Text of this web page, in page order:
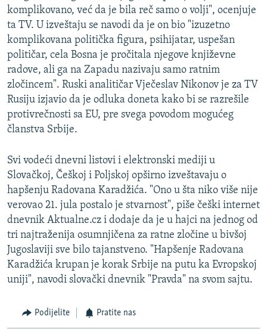
komplikovano, već da je bila reč samo o volji", ocenjuje
ta TV. U izveštaju se navodi da je on bio "izuzetno
komplikovana politička figura, psihijatar, uspešan
političar, cela Bosna je pročitala njegove književne
radove, ali ga na Zapadu nazivaju samo ratnim
zločincem". Ruski analitičar Vječeslav Nikonov je za TV
Rusiju izjavio da je odluka doneta kako bi se razrešile
protivrečnosti sa EU, pre svega povodom mogućeg
članstva Srbije.
Svi vodeći dnevni listovi i elektronski mediji u
Slovačkoj, Češkoj i Poljskoj opširno izveštavaju o
hapšenju Radovana Karadžića. "Ono u šta niko više nije
verovao 21. jula postalo je stvarnost", piše češki internet
dnevnik Aktualne.cz i dodaje da je u hajci na jednog od
tri najtraženija osumnjičena za ratne zločine u bivšoj
Jugoslaviji sve bilo tajanstveno. "Hapšenje Radovana
Karadžića krupan je korak Srbije na putu ka Evropskoj
uniji", navodi slovački dnevnik "Pravda" na svom sajtu.
Podijelite Pratite nas